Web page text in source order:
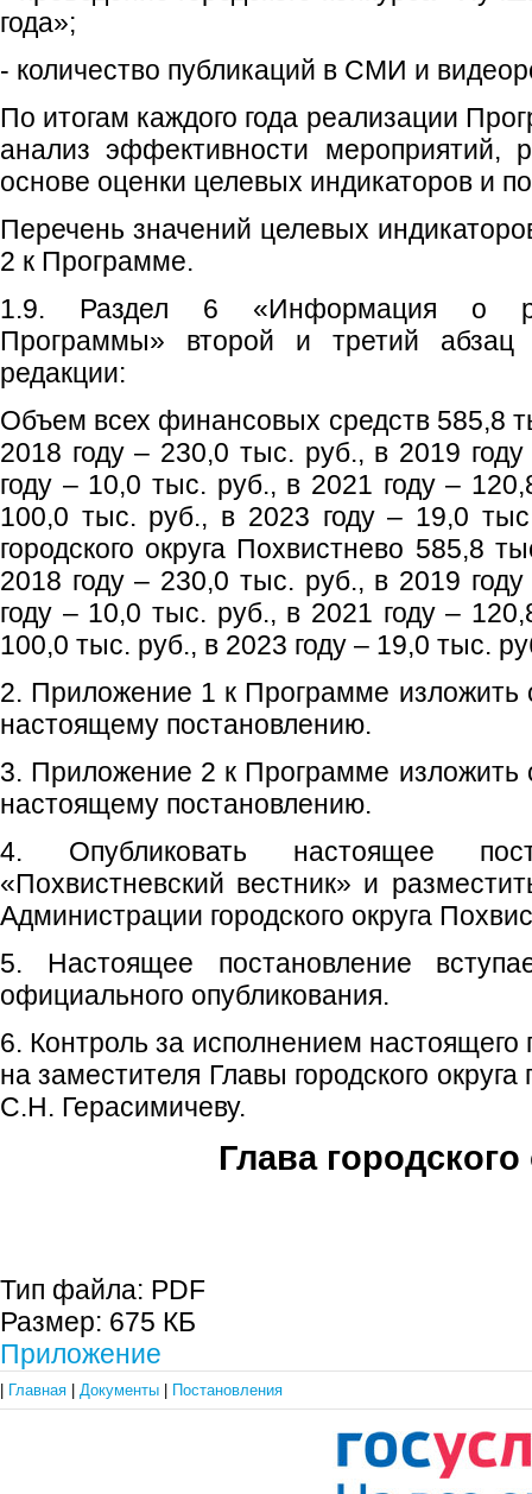
года»;
- количество публикаций в СМИ и
По итогам каждого года реализации
анализ эффективности мероприятий,
основе оценки целевых индикаторов и
Перечень значений целевых
2 к Программе.
1.9. Раздел 6 «Информация о
Программы» второй и третий
редакции:
Объем всех финансовых средств 585,8
2018 году – 230,0 тыс. руб., в 2019
году – 10,0 тыс. руб., в 2021 году –
100,0 тыс. руб., в 2023 году – 19,0
городского округа Похвистнево 585,8
2018 году – 230,0 тыс. руб., в 2019
году – 10,0 тыс. руб., в 2021 году –
100,0 тыс. руб., в 2023 году – 19,0 тыс.
2. Приложение 1 к Программе изложить
настоящему постановлению.
3. Приложение 2 к Программе изложить
настоящему постановлению.
4. Опубликовать настоящее
«Похвистневский вестник» и
Администрации городского округа
5. Настоящее постановление
официального опубликования.
6. Контроль за исполнением настоящего
на заместителя Главы городского
С.Н. Герасимичеву.
Глава городского
Тип файла: PDF
Размер: 675 КБ
Приложение
Главная Документы Постановления